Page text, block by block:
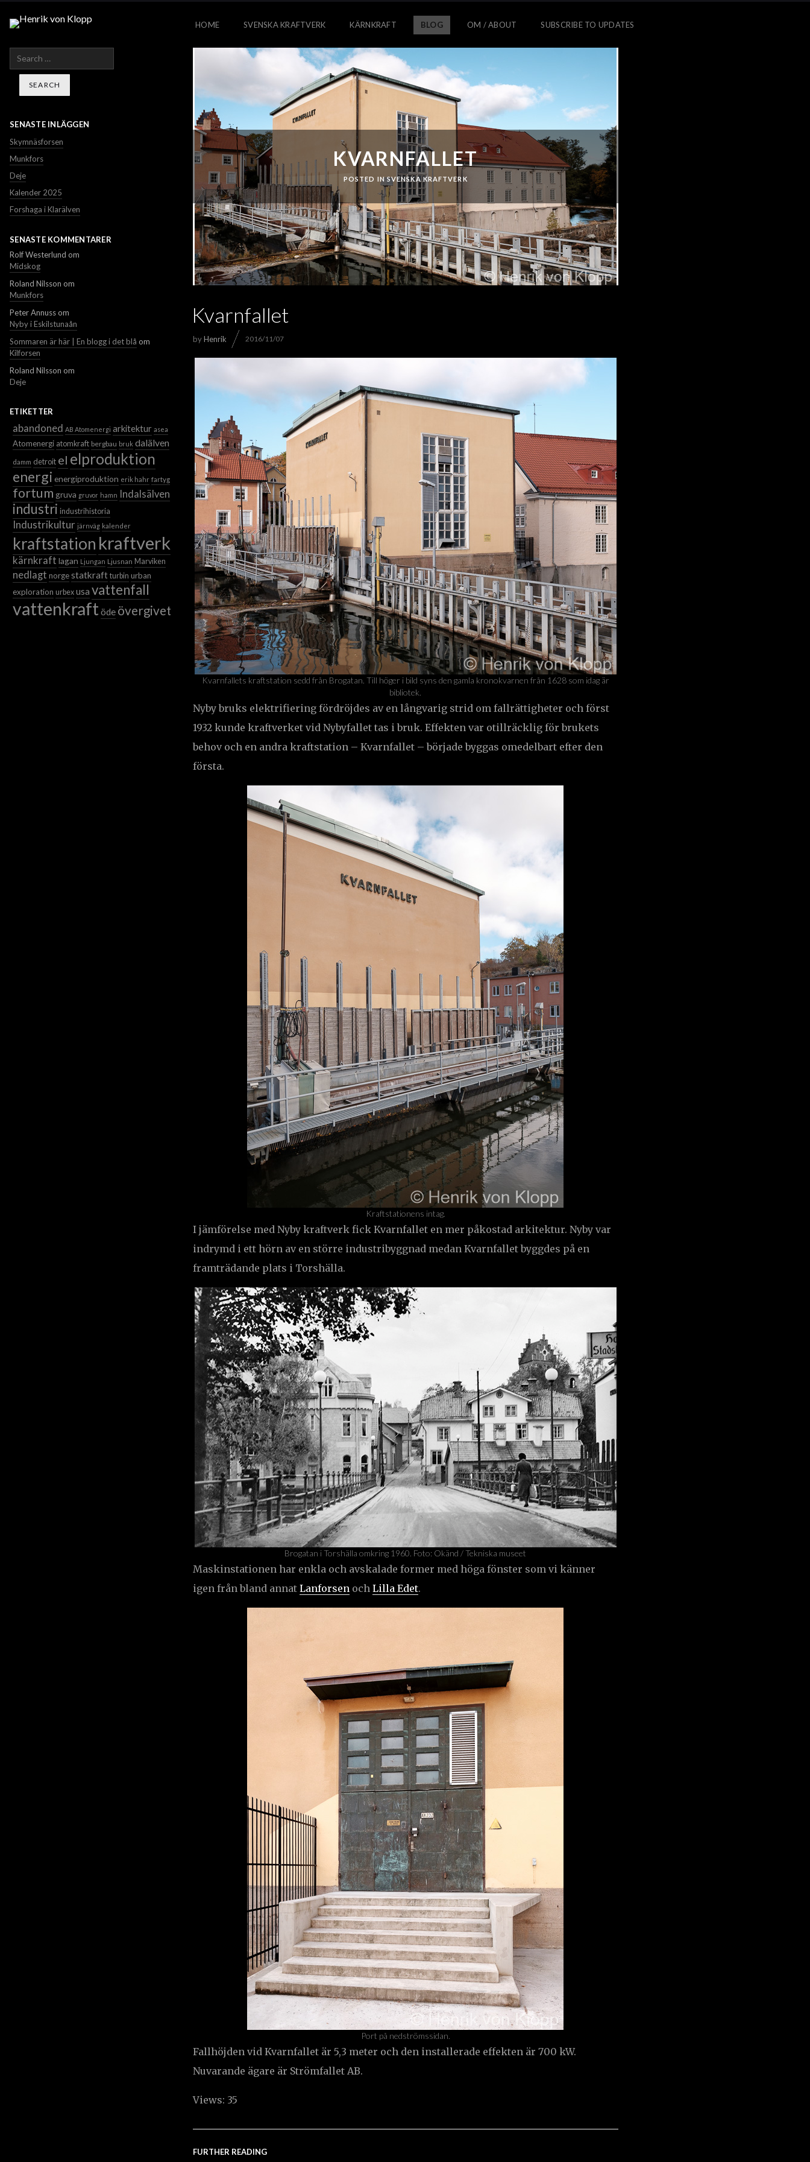
HOME SVENSKA KRAFTVERK KÄRNKRAFT BLOG OM / ABOUT SUBSCRIBE TO UPDATES
KVARNFALLET
POSTED INSVENSKA KRAFTVERK
Kvarnfallet
byHenrik 2016/11/07
Kvarnfallets kraftstation sedd från Brogatan. Till höger i bild syns den gamla kronokvarnen från 1628 som idag är
bibliotek.
Nyby bruks elektrifiering fördröjdes av en långvarig strid om fallrättigheter och först
1932 kunde kraftverket vid Nybyfallet tas i bruk. Effekten var otillräcklig för brukets
behov och en andra kraftstation – Kvarnfallet – började byggas omedelbart efter den
första.
Kraftstationens intag.
I jämförelse med Nyby kraftverk fick Kvarnfallet en mer påkostad arkitektur. Nyby var
indrymd i ett hörn av en större industribyggnad medan Kvarnfallet byggdes på en
framträdande plats i Torshälla.
Brogatan i Torshälla omkring 1960. Foto: Okänd / Tekniska museet
Maskinstationen har enkla och avskalade former med höga fönster som vi känner
igen från bland annat Lanforsen och Lilla Edet.
Port på nedströmssidan.
Fallhöjden vid Kvarnfallet är 5,3 meter och den installerade effekten är 700 kW.
Nuvarande ägare är Strömfallet AB.
Views: 35
FURTHER READING
Search
SENASTE INLÄGGEN
Skymnäsforsen
Munkfors
Deje
Kalender 2025
Forshaga i Klarälven
SENASTE KOMMENTARER
Rolf Westerlund om
Midskog
Roland Nilsson om
Munkfors
Peter Annussom
Nyby i Eskilstunaån
Sommaren är här | En blogg i det blå om
Kilforsen
Roland Nilsson om
Deje
ETIKETTER
abandoned AB Atomenergi arkitektur asea
Atomenergi atomkraft bergbau bruk dalälven
damm detroit el elproduktion
energi energiproduktion erik hahr fartyg
fortum gruva gruvor hamn Indalsälven
industri industrihistoria
Industrikultur järnväg kalender
kraftstation kraftverk
kärnkraft lagan Ljungan Ljusnan Marviken
nedlagt norgestatkraft turbin urban
exploration urbex usa vattenfall
vattenkraft öde övergivet